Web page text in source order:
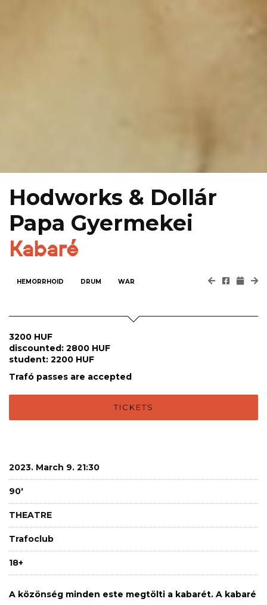
Hodworks & Dollár
Papa Gyermekei
Kabaré
HEMORRHOID DRUM WAR
3200 HUF
discounted: 2800 HUF
student: 2200 HUF
Trafó passes are accepted
TICKETS
2023. March 9. 21:30
90'
THEATRE
Trafoclub
18+
A közönség minden este megtölti a kabarét. A kabaré